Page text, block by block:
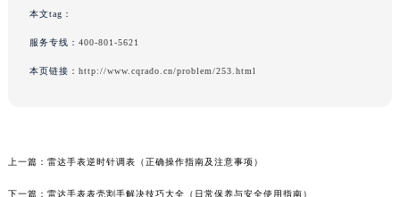
本文tag：
服务专线： 400-801-5621
本页链接： http://www.cqrado.cn/problem/253.html
上一篇： 雷达手表逆时针调表（正确操作指南及注意事项）
下一篇： 雷达手表表壳割手解决技巧大全（日常保养与安全使用指南）